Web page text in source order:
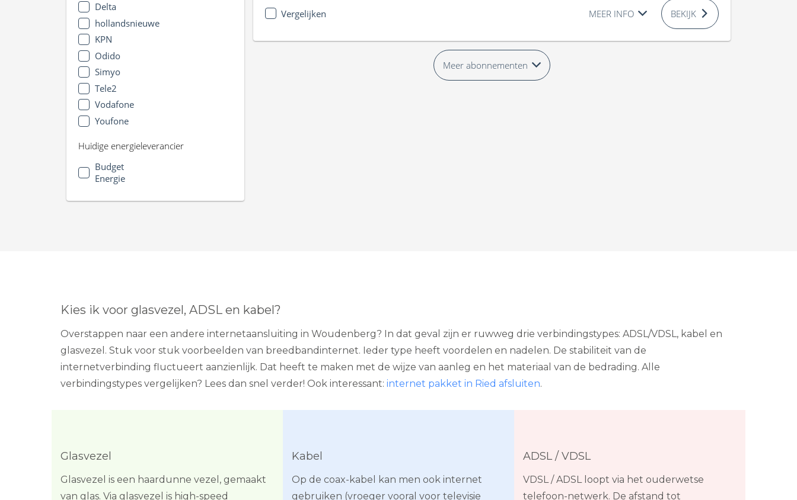
Delta
hollandsnieuwe
KPN
Odido
Simyo
Tele2
Vodafone
Youfone
Huidige energieleverancier
Budget
Energie
Vergelijken MEER INFO BEKIJK
Meer abonnementen
Kies ik voor glasvezel, ADSL en kabel?
Overstappen naar een andere internetaansluiting in Woudenberg? In dat geval zijn er ruwweg drie verbindingstypes: ADSL/VDSL, kabel en
glasvezel. Stuk voor stuk voorbeelden van breedbandinternet. Ieder type heeft voordelen en nadelen. De stabiliteit van de
internetverbinding fluctueert aanzienlijk. Dat heeft te maken met de wijze van aanleg en het materiaal van de bedrading. Alle
verbindingstypes vergelijken? Lees dan snel verder! Ook interessant: internet pakket in Ried afsluiten.
Glasvezel
Glasvezel is een haardunne vezel, gemaakt
van glas. Via glasvezel is high-speed
Kabel
Op de coax-kabel kan men ook internet
gebruiken (vroeger vooral voor televisie
ADSL / VDSL
VDSL / ADSL loopt via het ouderwetse
telefoon-netwerk. De afstand tot